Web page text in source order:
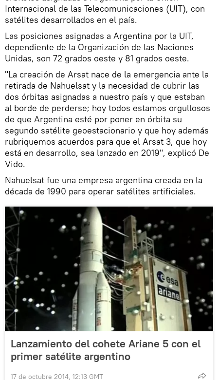
Internacional de las Telecomunicaciones (UIT), con
satélites desarrollados en el país.
Las posiciones asignadas a Argentina por la UIT,
dependiente de la Organización de las Naciones
Unidas, son 72 grados oeste y 81 grados oeste.
"La creación de Arsat nace de la emergencia ante la
retirada de Nahuelsat y la necesidad de cubrir las
dos órbitas asignadas a nuestro país y que estaban
al borde de perderse; hoy todos estamos orgullosos
de que Argentina esté por poner en órbita su
segundo satélite geoestacionario y que hoy además
rubriquemos acuerdos para que el Arsat 3, que hoy
está en desarrollo, sea lanzado en 2019", explicó De
Vido.
Nahuelsat fue una empresa argentina creada en la
década de 1990 para operar satélites artificiales.
Lanzamiento del cohete Ariane 5 con el
primer satélite argentino
17 de octubre 2014, 12:13 GMT